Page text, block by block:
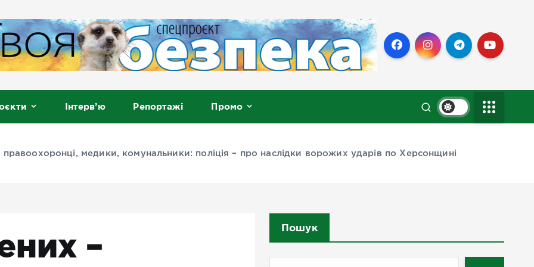
Інтерв’ю Репортажі Промо
медики, комунальники: поліція – про наслідки ворожих ударів по Херсонщині
–
Пошук